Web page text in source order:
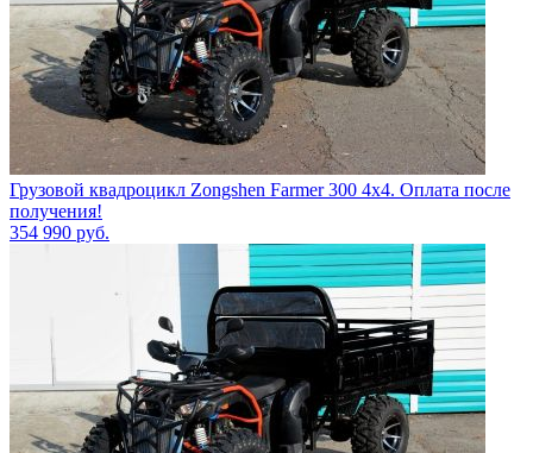
Грузовой квадроцикл Zongshen Farmer 300 4х4. Оплата после
получения!
354 990 руб.